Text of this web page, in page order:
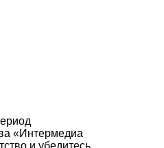
«Интермедиа
и убедитесь